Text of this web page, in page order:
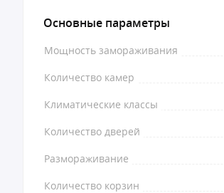
Основные параметры
Мощность замораживания
Количество камер
Климатические классы
Количество дверей
Размораживание
Количество корзин